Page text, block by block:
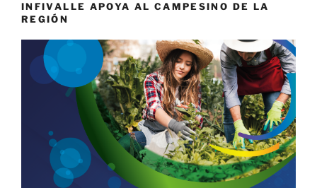
INFIVALLE APOYA AL CAMPESINO DE LA
REGIÓN